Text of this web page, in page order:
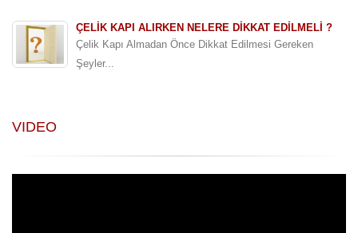
ÇELIK KAPI ALIRKEN NELERE DIKKAT EDILMELI ?
Çelik Kapı Almadan Önce Dikkat Edilmesi Gereken
Şeyler...
VIDEO